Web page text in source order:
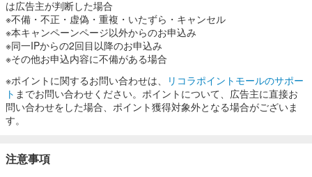
は広告主が判断した場合
※不備・不正・虚偽・重複・いたずら・キャンセル
※本キャンペーンページ以外からのお申込み
※同一IPからの2回目以降のお申込み
※その他お申込内容に不備がある場合
※ポイントに関するお問い合わせは、
リコラポイントモールのサポー
ト までお問い合わせください。ポイントについて、広告主に直接お
問い合わせをした場合、ポイント獲得対象外となる場合がございま
す。
注意事項